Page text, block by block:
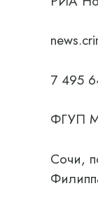
7 495
ФГУП
Сочи,